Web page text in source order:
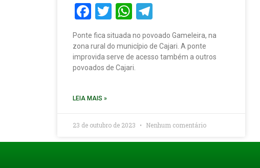
Facebook
TwitterWhatsApp
Ponte fica situada no povoado Gameleira, na
zona rural do município de Cajari. A ponte
improvida serve de acesso também a outros
povoados de Cajari.
LEIA MAIS »
23 de outubro de 2023 Nenhum comentário